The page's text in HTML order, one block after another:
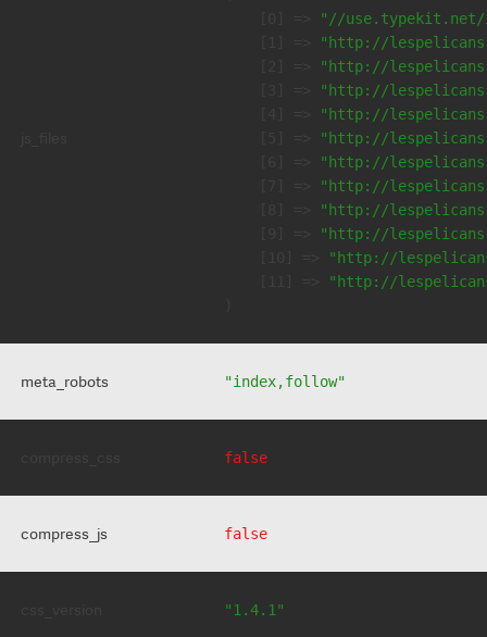
"//
"http://
"http://
"http://
"http://
"http://
"http://
"http://
"http://
"http://
"http://
"http://
meta_robots "index,follow"
false
compress_js false
"1.4.1"